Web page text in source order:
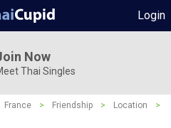
Login
Now
Thai Singles
France > Friendship > Location
>